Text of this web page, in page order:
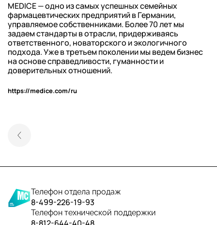
MEDICE — одно из самых успешных семейных
фармацевтических предприятий в Германии,
управляемое собственниками. Более 70 лет мы
задаем стандарты в отрасли, придерживаясь
ответственного, новаторского и экологичного
подхода. Уже в третьем поколении мы ведем бизнес
на основе справедливости, гуманности и
доверительных отношений.
https://medice.com/ru
Телефон отдела продаж
8-499-226-19-93
Телефон технической поддержки